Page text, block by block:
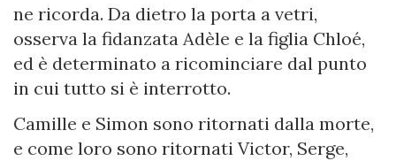
ne ricorda. Da dietro la porta a vetri,
osserva la fidanzata Adèle e la figlia Chloé,
ed è determinato a ricominciare dal punto
in cui tutto si è interrotto.
Camille e Simon sono ritornati dalla morte,
e come loro sono ritornati Victor, Serge,